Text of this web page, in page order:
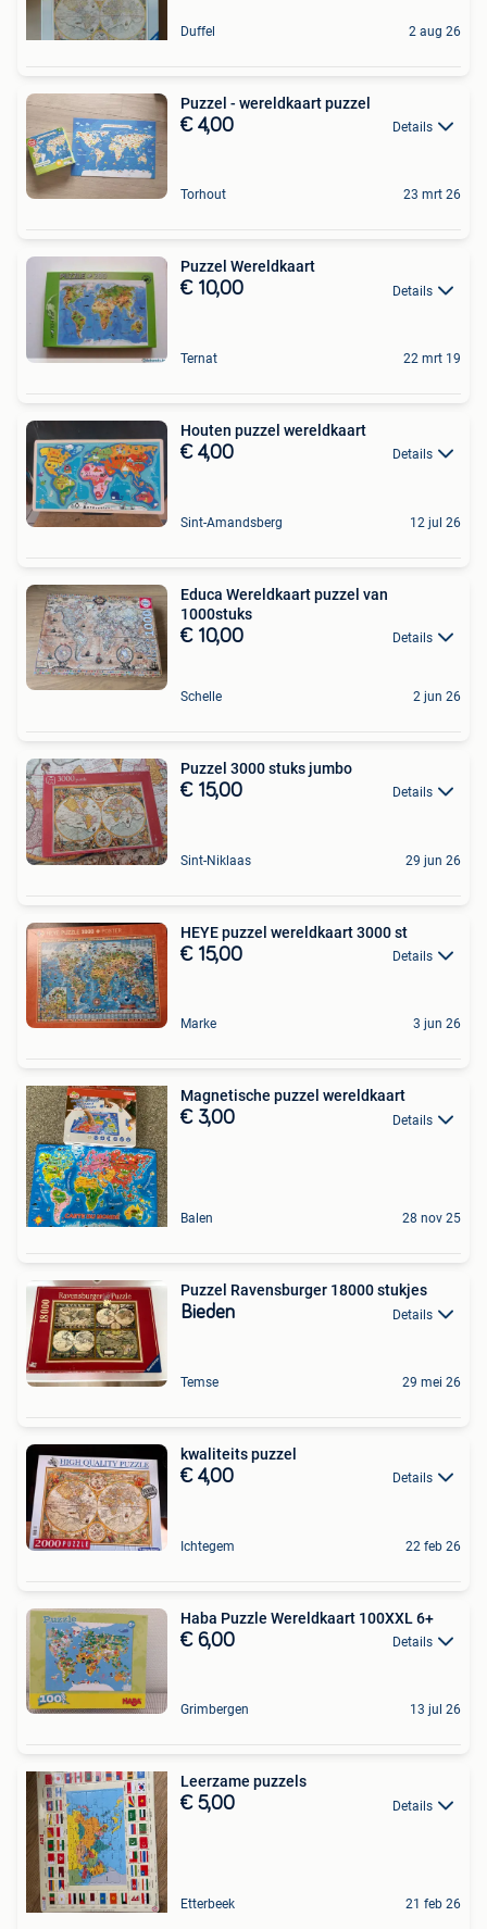
Duffel 2 aug 26
Puzzel - wereldkaart puzzel
€ 4,00 Details
Torhout 23 mrt 26
Puzzel Wereldkaart
€ 10,00 Details
Ternat 22 mrt 19
Houten puzzel wereldkaart
€ 4,00 Details
Sint-Amandsberg 12 jul 26
Educa Wereldkaart puzzel van
1000stuks
€ 10,00 Details
Schelle 2 jun 26
Puzzel 3000 stuks jumbo
€ 15,00 Details
Sint-Niklaas 29 jun 26
HEYE puzzel wereldkaart 3000 st
€ 15,00 Details
Marke 3 jun 26
Magnetische puzzel wereldkaart
€ 3,00 Details
Balen 28 nov 25
Puzzel Ravensburger 18000 stukjes
Bieden Details
Temse 29 mei 26
kwaliteits puzzel
€ 4,00 Details
Ichtegem 22 feb 26
Haba Puzzle Wereldkaart 100XXL 6+
€ 6,00 Details
Grimbergen 13 jul 26
Leerzame puzzels
€ 5,00 Details
Etterbeek 21 feb 26